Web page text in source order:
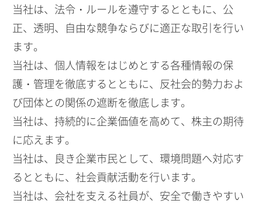
当社は、法令・ルールを遵守するとともに、公
正、透明、自由な競争ならびに適正な取引を行い
ます。
当社は、個人情報をはじめとする各種情報の保
護・管理を徹底するとともに、反社会的勢力およ
び団体との関係の遮断を徹底します。
当社は、持続的に企業価値を高めて、株主の期待
に応えます。
当社は、良き企業市民として、環境問題へ対応す
るとともに、社会貢献活動を行います。
当社は、会社を支える社員が、安全で働きやすい